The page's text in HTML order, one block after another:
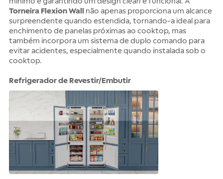
Torneira Flexion Wall não apenas proporciona um alcance
surpreendente quando estendida, tornando-a ideal para
enchimento de panelas próximas ao cooktop, mas
também incorpora um sistema de duplo comando para
evitar acidentes, especialmente quando instalada sob o
cooktop.
Refrigerador de Revestir/Embutir